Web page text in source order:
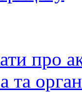
про
та